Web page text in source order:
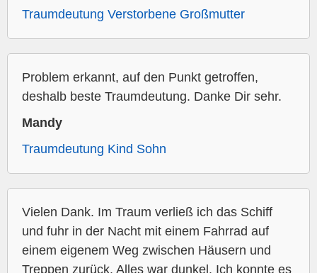
Traumdeutung Verstorbene Großmutter
Problem erkannt, auf den Punkt getroffen,
deshalb beste Traumdeutung. Danke Dir sehr.
Mandy
Traumdeutung Kind Sohn
Vielen Dank. Im Traum verließ ich das Schiff
und fuhr in der Nacht mit einem Fahrrad auf
einem eigenem Weg zwischen Häusern und
Treppen zurück. Alles war dunkel. Ich konnte es